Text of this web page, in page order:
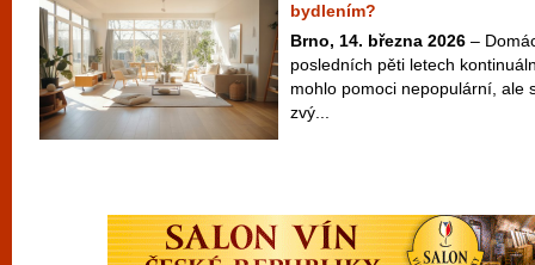
bydlením?
Brno, 14. března 2026 –
posledních pěti letech
mohlo pomoci nepopulární, ale
zvý...